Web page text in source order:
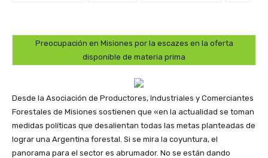
Preocupación en Misiones por la escazes en la oferta
disponible de materia prima
Desde la Asociación de Productores, Industriales y Comerciantes
Forestales de Misiones sostienen que «en la actualidad se toman
medidas políticas que desalientan todas las metas planteadas de
lograr una Argentina forestal. Si se mira la coyuntura, el
panorama para el sector es abrumador. No se están dando